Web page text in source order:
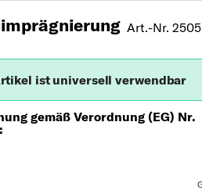
Art.-Nr. 2505
ist universell verwendbar